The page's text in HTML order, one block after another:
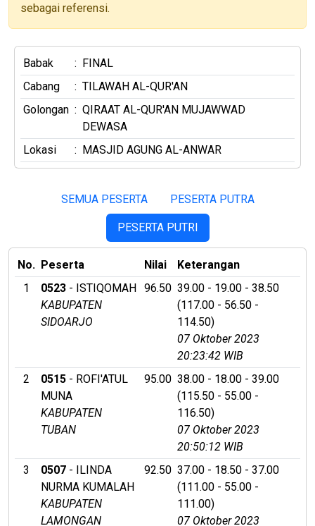
sebagai referensi.
Babak : FINAL
Cabang
: TILAWAH AL-QUR'AN
Golongan : QIRAAT AL-QUR'AN MUJAWWAD
DEWASA
Lokasi
: MASJID AGUNG AL-ANWAR
SEMUA PESERTA PESERTA PUTRA
PESERTA PUTRI
No. Peserta Nilai
Keterangan
1
0523 - ISTIQOMAH
KABUPATEN
SIDOARJO
96.50 39.00 - 19.00 - 38.50
(117.00 - 56.50 -
114.50)
07 Oktober 2023
20:23:42 WIB
2
0515 - ROFI'ATUL
MUNA
KABUPATEN
TUBAN
95.00 38.00 - 18.00 - 39.00
(115.50 - 55.00 -
116.50)
07 Oktober 2023
20:50:12 WIB
3
0507 - ILINDA
NURMA KUMALAH
KABUPATEN
LAMONGAN
92.50 37.00 - 18.50 - 37.00
(111.00 - 55.00 -
111.00)
07 Oktober 2023